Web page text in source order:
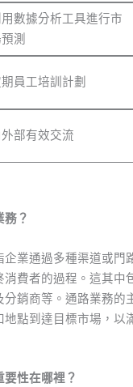
數據分析工具進行市
測
員工培訓計劃
部有效交流
務？
企業通過多種渠道或門
消費者的過程。這其中
分銷商等。通路業務的
地點到達目標市場，以
要性在哪裡？